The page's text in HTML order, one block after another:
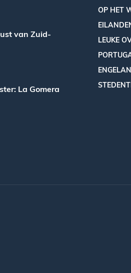
van Zuid-
La Gomera
OP HET
LEUKE